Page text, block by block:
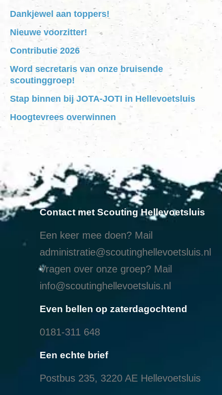
Dankjewel aan toppers!
Nieuwe voorzitter!
Contributie 2026
Word secretaris van onze bruisende
scoutinggroep!
Stap binnen bij JOTA-JOTI in Hellevoetsluis
Hoogtevrees overwinnen
Contact met Scouting Hellevoetsluis
Een keer mee doen? Mail
administratie@scoutinghellevoetsluis.nl
Vragen over onze groep? Mail
info@scoutinghellevoetsluis.nl
Even bellen op zaterdagochtend
0181-311 648
Een echte brief
Postbus 235, 3220 AE Hellevoetsluis